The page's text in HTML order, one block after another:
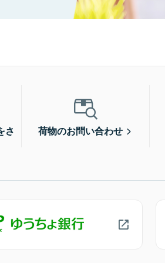
さ
荷物のお問い合わせ